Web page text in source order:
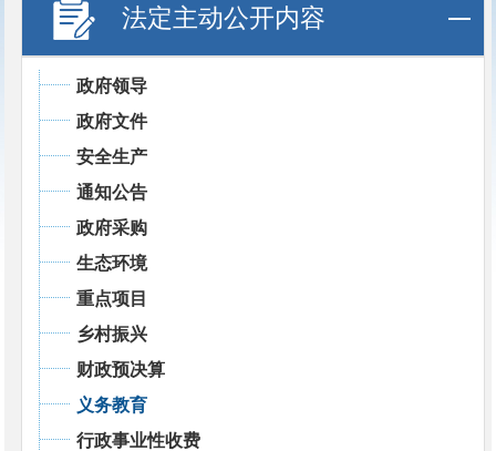
法定主动公开内容
政府领导
政府文件
安全生产
通知公告
政府采购
生态环境
重点项目
乡村振兴
财政预决算
义务教育
行政事业性收费